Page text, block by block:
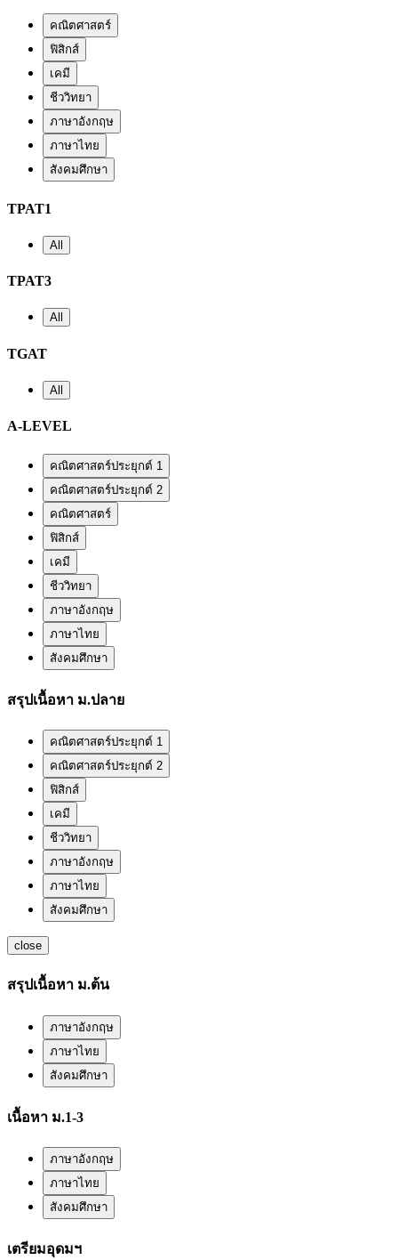
คณิตศาสตร์
ฟิสิกส์
เคมี
ชีววิทยา
ภาษาอังกฤษ
ภาษาไทย
สังคมศึกษา
TPAT1
All
TPAT3
All
TGAT
All
A-LEVEL
คณิตศาสตร์ประยุกต์ 1
คณิตศาสตร์ประยุกต์ 2
คณิตศาสตร์
ฟิสิกส์
เคมี
ชีววิทยา
ภาษาอังกฤษ
ภาษาไทย
สังคมศึกษา
สรุปเนื้อหา ม.ปลาย
คณิตศาสตร์ประยุกต์ 1
คณิตศาสตร์ประยุกต์ 2
ฟิสิกส์
เคมี
ชีววิทยา
ภาษาอังกฤษ
ภาษาไทย
สังคมศึกษา
close
สรุปเนื้อหา ม.ต้น
ภาษาอังกฤษ
ภาษาไทย
สังคมศึกษา
เนื้อหา ม.1-3
ภาษาอังกฤษ
ภาษาไทย
สังคมศึกษา
เตรียมอุดมฯ